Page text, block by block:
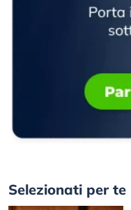
Selezionati per te